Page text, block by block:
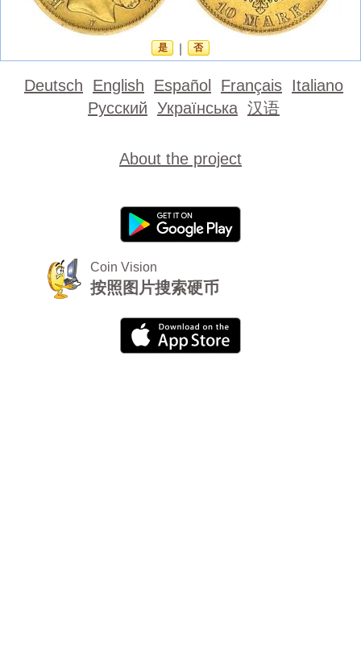
是 否
Deutsch English Español Français Italiano
Русский Українська 汉语
About the project
Coin Vision
按照图片搜索硬币